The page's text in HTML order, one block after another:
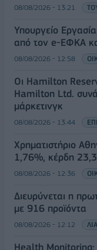
08/08/2026 - 13:21
Υπουργείο
από τον e-ΕΦΚΑ
08/08/2026 - 12:58
Οι Hamilton
Hamilton Ltd.
μάρκετινγκ
08/08/2026 - 13:44
Χρηματιστήριο
1,76%, κέρδη
08/08/2026 - 12:36
Διευρύνεται η
με 916 προϊόντα
08/08/2026 - 12:12
Health Monitoring: